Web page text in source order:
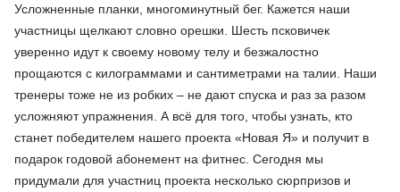
Усложненные планки, многоминутный бег. Кажется наши
участницы щелкают словно орешки. Шесть псковичек
уверенно идут к своему новому телу и безжалостно
прощаются с килограммами и сантиметрами на талии. Наши
тренеры тоже не из робких – не дают спуска и раз за разом
усложняют упражнения. А всё для того, чтобы узнать, кто
станет победителем нашего проекта «Новая Я» и получит в
подарок годовой абонемент на фитнес. Сегодня мы
придумали для участниц проекта несколько сюрпризов и